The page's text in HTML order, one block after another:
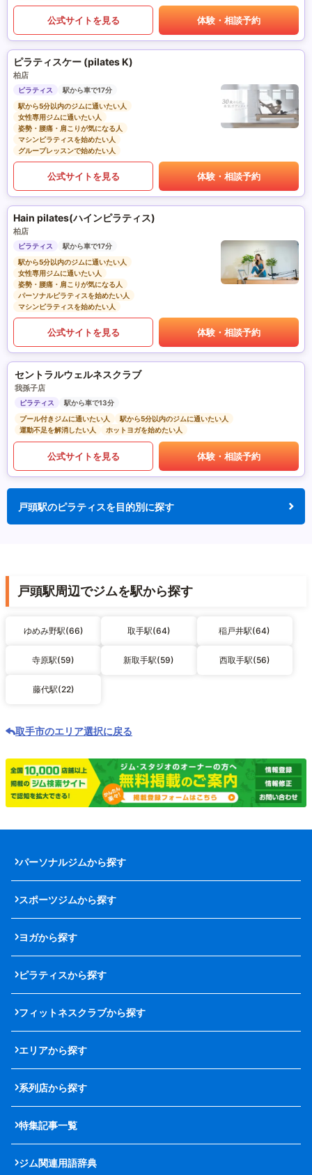
公式サイトを見る 体験・相談予約
ピラティスケー (pilates K)
柏店
ピラティス
駅から車で17分
駅から5分以内のジムに通いたい人
女性専用ジムに通いたい人
姿勢・腰痛・肩こりが気になる人
マシンピラティスを始めたい人
グループレッスンで始めたい人
公式サイトを見る 体験・相談予約
Hain pilates(ハインピラティス)
柏店
ピラティス
駅から車で17分
駅から5分以内のジムに通いたい人
女性専用ジムに通いたい人
姿勢・腰痛・肩こりが気になる人
パーソナルピラティスを始めたい人
マシンピラティスを始めたい人
公式サイトを見る 体験・相談予約
セントラルウェルネスクラブ
我孫子店
ピラティス
駅から車で13分
プール付きジムに通いたい人
駅から5分以内のジムに通いたい人
運動不足を解消したい人
ホットヨガを始めたい人
公式サイトを見る 体験・相談予約
戸頭駅のピラティスを目的別に探す
戸頭駅周辺でジムを駅から探す
ゆめみ野駅(66) 取手駅(64) 稲戸井駅(64)
寺原駅(59) 新取手駅(59) 西取手駅(56)
藤代駅(22)
取手市のエリア選択に戻る
パーソナルジムから探す
スポーツジムから探す
ヨガから探す
ピラティスから探す
フィットネスクラブから探す
エリアから探す
系列店から探す
特集記事一覧
ジム関連用語辞典